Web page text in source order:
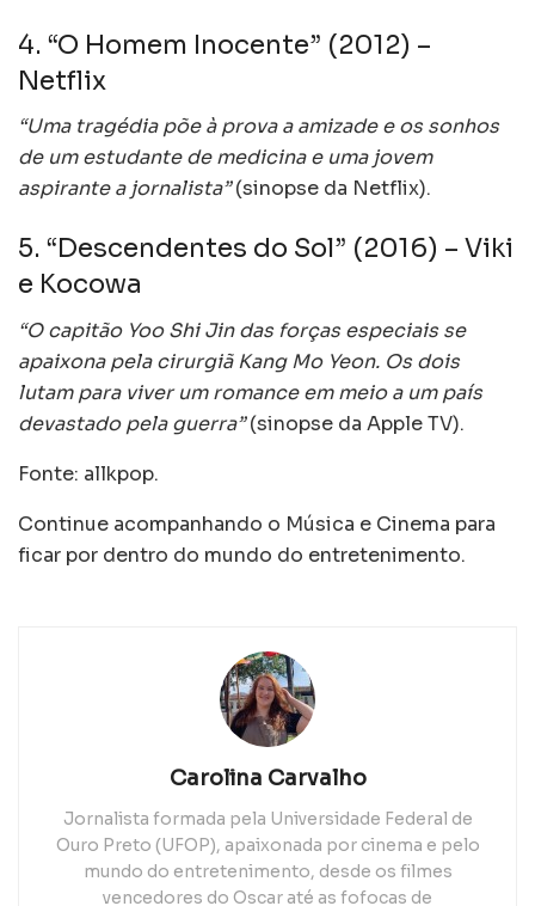
4. “O Homem Inocente” (2012) –
Netflix
“Uma tragédia põe à prova a amizade e os sonhos
de um estudante de medicina e uma jovem
aspirante a jornalista”(sinopse da Netflix).
5. “Descendentes do Sol” (2016) – Viki
e Kocowa
“O capitão Yoo Shi Jin das forças especiais se
apaixona pela cirurgiã Kang Mo Yeon. Os dois
lutam para viver um romance em meio a um país
devastado pela guerra”(sinopse da Apple TV).
Fonte: allkpop.
Continue acompanhando o Música e Cinema para
ficar por dentro do mundo do entretenimento.
Carolina Carvalho
Jornalista formada pela Universidade Federal de
Ouro Preto (UFOP), apaixonada por cinema e pelo
mundo do entretenimento, desde os filmes
vencedores do Oscar até as fofocas de